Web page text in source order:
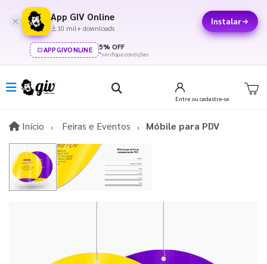
App GIV Online
10 mil+ downloads
Instalar
APPGIVONLINE 5% OFF
*verifique condições
Entre ou cadastre-se
Início InícioFeiras e Eventos Móbile para PDV